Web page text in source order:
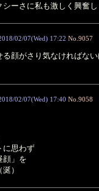
シーさに私も激しく興奮
02/07(Wed) 17:22 No.9057
顔がさり気なければな
02/07(Wed) 17:40 No.9058
に思わず
顔」を
）